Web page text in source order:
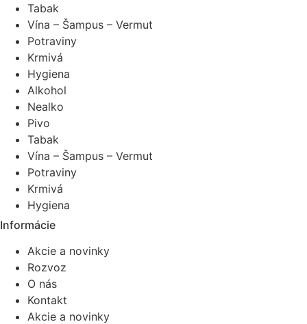
Tabak
Vína – Šampus – Vermut
Potraviny
Krmivá
Hygiena
Alkohol
Nealko
Pivo
Tabak
Vína – Šampus – Vermut
Potraviny
Krmivá
Hygiena
Informácie
Akcie a novinky
Rozvoz
O nás
Kontakt
Akcie a novinky